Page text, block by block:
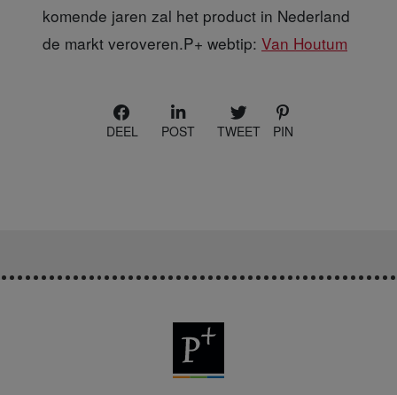
komende jaren zal het product in Nederland
de markt veroveren.P+ webtip: Van Houtum
DEEL POST TWEET PIN